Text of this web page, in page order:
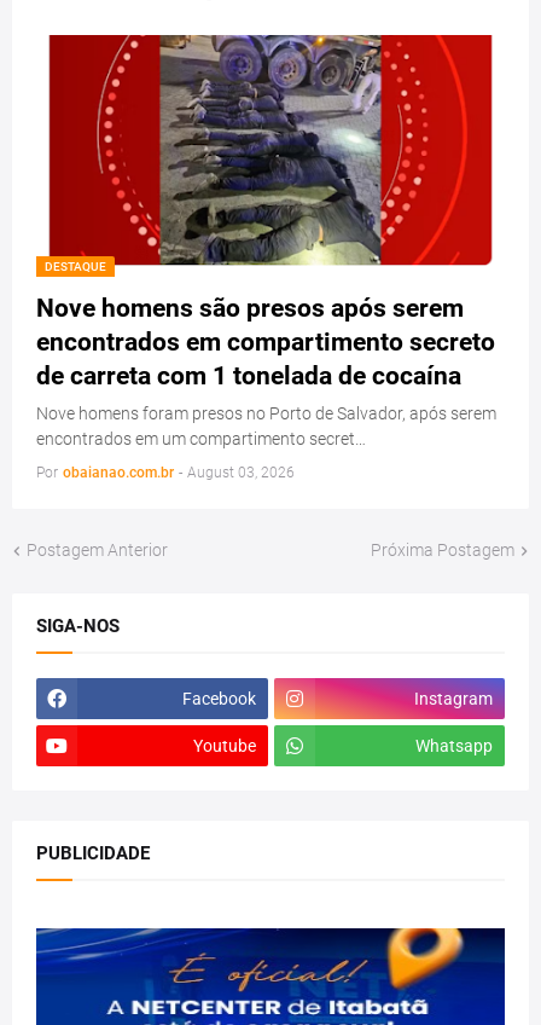
DESTAQUE
Nove homens são presos após serem
encontrados em compartimento secreto
de carreta com 1 tonelada de cocaína
Nove homens foram presos no Porto de Salvador, após serem
encontrados em um compartimento secret…
Por obaianao.com.br - August 03, 2026
Postagem Anterior Próxima Postagem
SIGA-NOS
Facebook Instagram
Youtube Whatsapp
PUBLICIDADE